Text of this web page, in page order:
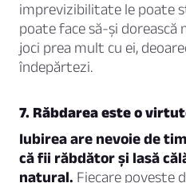
imprevizibilitate le poate
poate face să-și dorească
joci prea mult cu ei,
îndepărtezi.
7. Răbdarea este o
Iubirea are nevoie de
că fii răbdător și lasă
natural. Fiecare poveste